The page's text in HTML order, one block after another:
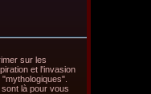
sur les
et l'invasion
là pour vous